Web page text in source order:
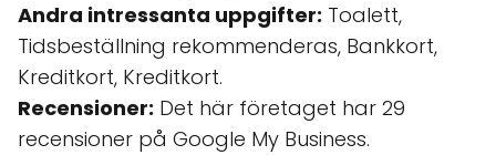
Andra intressanta uppgifter: Toalett,
Tidsbeställning rekommenderas, Bankkort,
Kreditkort, Kreditkort.
Recensioner: Det här företaget har 29
recensioner på Google My Business.